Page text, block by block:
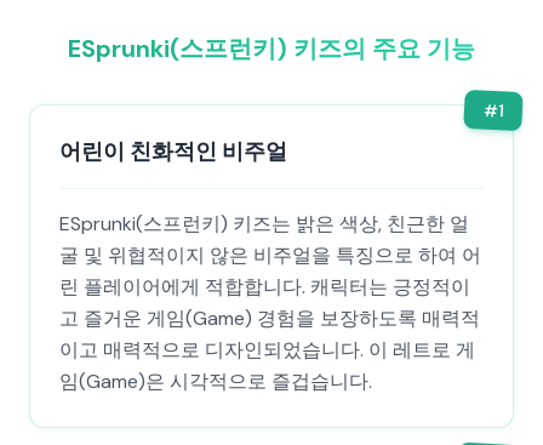
ESprunki(스프런키) 키즈의 주요 기능
#1
어린이 친화적인 비주얼
ESprunki(스프런키) 키즈는 밝은 색상, 친근한 얼
굴 및 위협적이지 않은 비주얼을 특징으로 하여 어
린 플레이어에게 적합합니다. 캐릭터는 긍정적이
고 즐거운 게임(Game) 경험을 보장하도록 매력적
이고 매력적으로 디자인되었습니다. 이 레트로 게
임(Game)은 시각적으로 즐겁습니다.